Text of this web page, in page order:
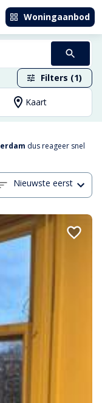
Woningaanbod
Filters (1)
Kaart
dus reageer snel
Nieuwste eerst